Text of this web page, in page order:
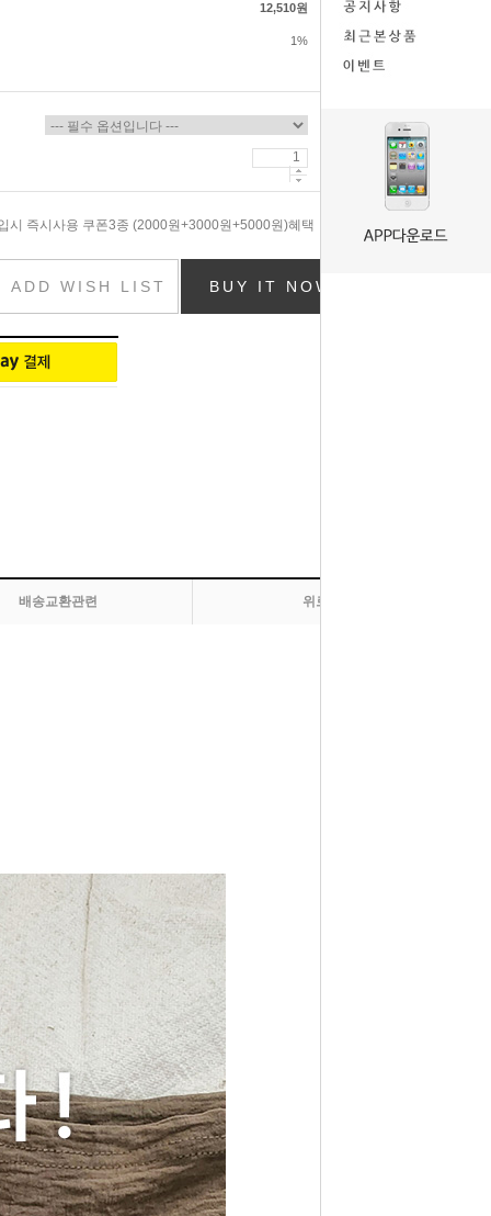
12,510원
1%
시 즉시사용 쿠폰3종 (2000원+3000원+5000원)혜택
ADD WISH LIST BUY IT NOW
배송교환관련 위로 올라가기